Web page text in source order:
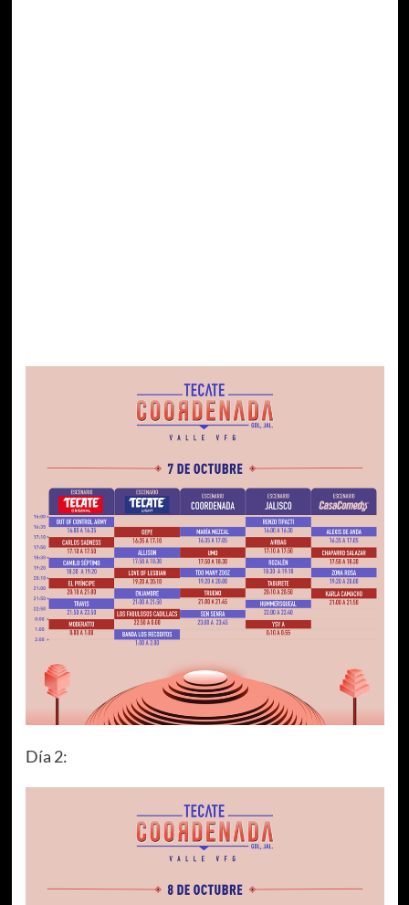
Día 2: